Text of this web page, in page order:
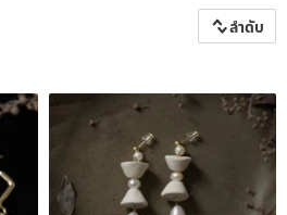
ลำดับ